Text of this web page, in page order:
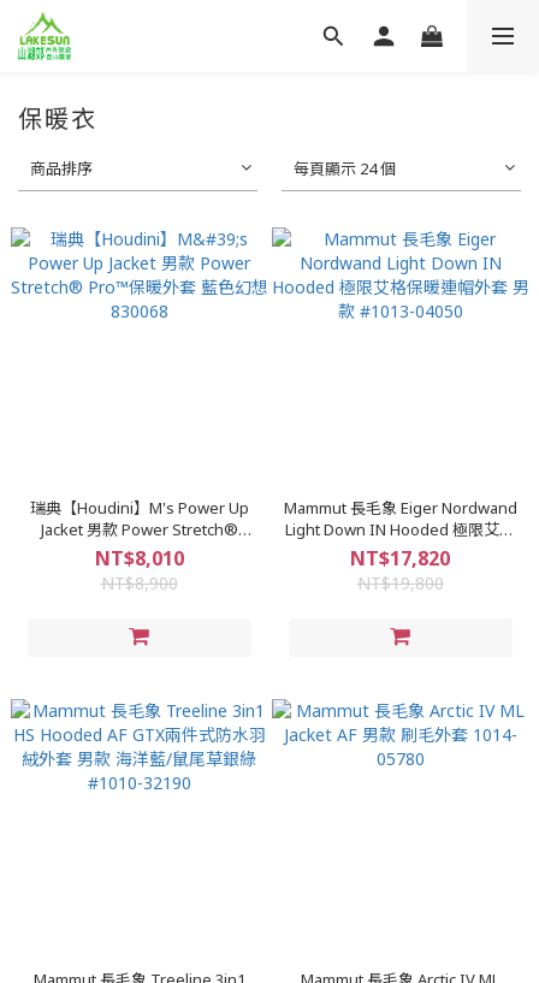
保暖衣
商品排序 每頁顯示 24 個
瑞典【Houdini】M's Power Up
Jacket 男款 Power Stretch®
Pro™保暖外套 藍色幻想 830068
NT$8,010
NT$8,900
Mammut 長毛象 Eiger Nordwand
Light Down IN Hooded 極限艾格
保暖連帽外套 男款 #1013-04050
NT$17,820
NT$19,800